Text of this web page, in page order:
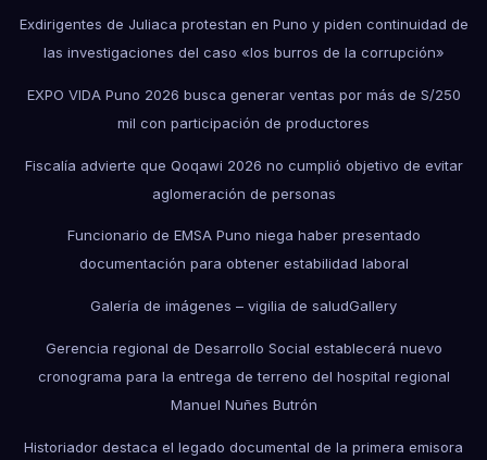
Exdirigentes de Juliaca protestan en Puno y piden continuidad de
las investigaciones del caso «los burros de la corrupción»
EXPO VIDA Puno 2026 busca generar ventas por más de S/250
mil con participación de productores
Fiscalía advierte que Qoqawi 2026 no cumplió objetivo de evitar
aglomeración de personas
Funcionario de EMSA Puno niega haber presentado
documentación para obtener estabilidad laboral
Galería de imágenes – vigilia de saludGallery
Gerencia regional de Desarrollo Social establecerá nuevo
cronograma para la entrega de terreno del hospital regional
Manuel Nuñes Butrón
Historiador destaca el legado documental de la primera emisora